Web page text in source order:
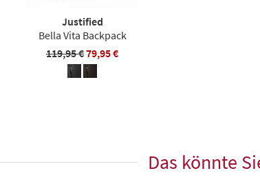
Justified
Bella Vita Backpack
119,95 €79,95 €
Das könnte